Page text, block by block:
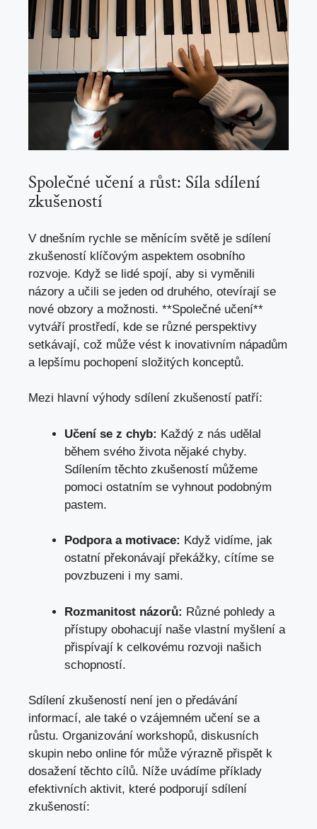
Společné učení a růst: Síla sdílení
zkušeností
V dnešním rychle se měnícím světě je sdílení
zkušeností klíčovým aspektem osobního
rozvoje. Když se lidé spojí, aby si vyměnili
názory a učili se jeden od druhého, otevírají se
nové obzory a možnosti. **Společné učení**
vytváří prostředí, kde se různé perspektivy
setkávají, což může vést k inovativním nápadům
a lepšímu pochopení složitých konceptů.
Mezi hlavní výhody sdílení zkušeností patří:
Učení se z chyb: Každý z nás udělal
během svého života nějaké chyby.
Sdílením těchto zkušeností můžeme
pomoci ostatním se vyhnout podobným
pastem.
Podpora a motivace: Když vidíme, jak
ostatní překonávají překážky, cítíme se
povzbuzeni i my sami.
Rozmanitost názorů: Různé pohledy a
přístupy obohacují naše vlastní myšlení a
přispívají k celkovému rozvoji našich
schopností.
Sdílení zkušeností není jen o předávání
informací, ale také o vzájemném učení se a
růstu. Organizování workshopů, diskusních
skupin nebo online fór může výrazně přispět k
dosažení těchto cílů. Níže uvádíme příklady
efektivních aktivit, které podporují sdílení
zkušeností: